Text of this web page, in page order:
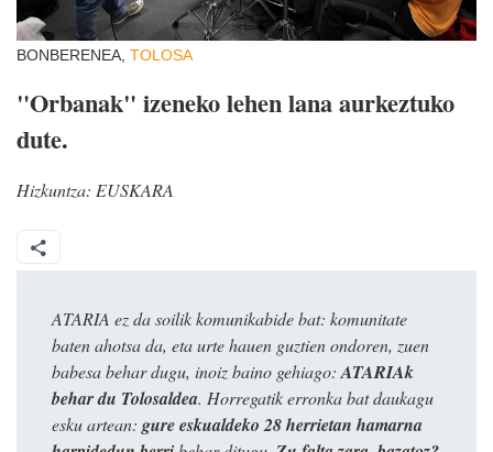
BONBERENEA, TOLOSA
"Orbanak" izeneko lehen lana aurkeztuko
dute.
Hizkuntza: EUSKARA
ATARIA ez da soilik komunikabide bat: komunitate
baten ahotsa da, eta urte hauen guztien ondoren, zuen
babesa behar dugu, inoiz baino gehiago: ATARIAk
behar du Tolosaldea. Horregatik erronka bat daukagu
esku artean: gure eskualdeko 28 herrietan hamarna